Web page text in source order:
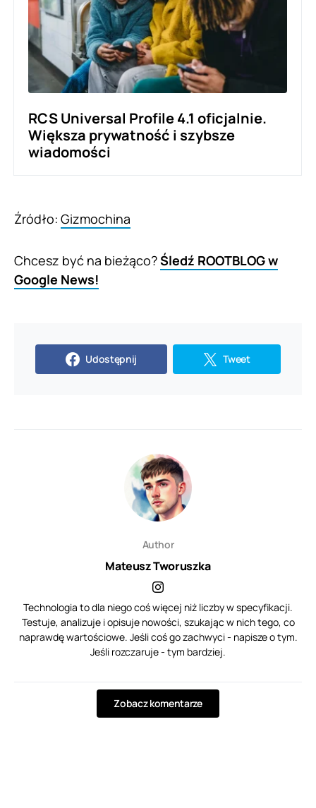
RCS Universal Profile 4.1 oficjalnie.
Większa prywatność i szybsze
wiadomości
Źródło: Gizmochina
Chcesz być na bieżąco?Śledź ROOTBLOG w
Google News!
Udostępnij Tweet
Author
Mateusz Tworuszka
Technologia to dla niego coś więcej niż liczby w specyfikacji.
Testuje, analizuje i opisuje nowości, szukając w nich tego, co
naprawdę wartościowe. Jeśli coś go zachwyci - napisze o tym.
Jeśli rozczaruje - tym bardziej.
Zobacz komentarze